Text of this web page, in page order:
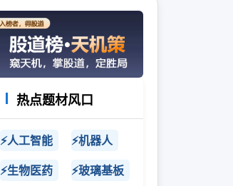
热点题材风口
⚡人工智能
⚡机器人
⚡生物医药
⚡玻璃基板